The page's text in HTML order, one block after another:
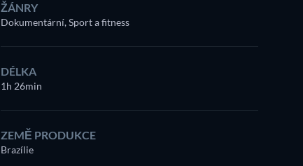
ŽÁNRY
Dokumentární, Sport a fitness
DÉLKA
1h 26min
ZEMĚ PRODUKCE
Brazílie